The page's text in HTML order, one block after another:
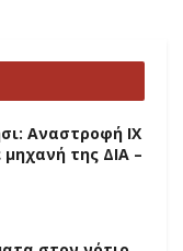
Αναστροφή ΙΧ
της ΔΙΑ –